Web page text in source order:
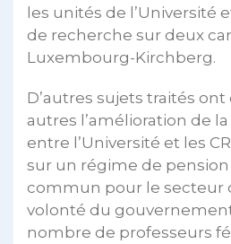
les unités de l’Université
de recherche sur deux
Luxembourg-Kirchberg.
D’autres sujets traités
autres l’amélioration de
entre l’Université et les
sur un régime de
commun pour le secteur
volonté du
nombre de professeurs